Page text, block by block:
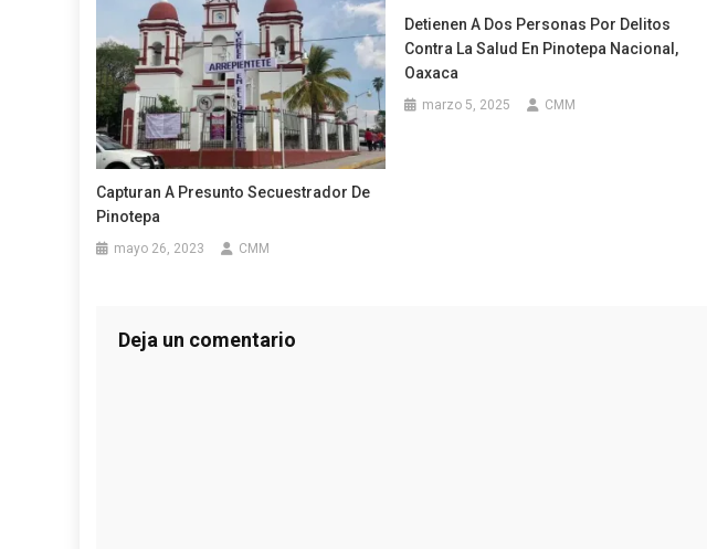
Capturan A Presunto Secuestrador De
Pinotepa
mayo 26, 2023 CMM
Detienen A Dos Personas Por Delitos
Contra La Salud En Pinotepa Nacional,
Oaxaca
marzo 5, 2025 CMM
Deja un comentario